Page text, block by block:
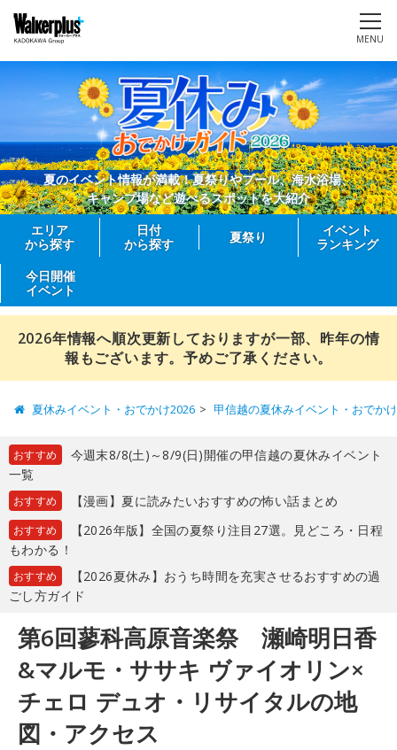
MENU
夏のイベント情報が満載！夏祭りやプール、海水浴場、
キャンプ場など遊べるスポットを大紹介
エリア
から探す
日付
から探す
夏祭り
イベント
ランキング
今日開催
イベント
2026年情報へ順次更新しておりますが一部、昨年の情
報もございます。予めご了承ください。
夏休みイベント・おでかけ2026 甲信越の夏休みイベント・おでか
おすすめ
今週末8/8(土)～8/9(日)開催の甲信越の夏休みイベント
一覧
おすすめ 【漫画】夏に読みたいおすすめの怖い話まとめ
おすすめ
【2026年版】全国の夏祭り注目27選。見どころ・日程
もわかる！
おすすめ
【2026夏休み】おうち時間を充実させるおすすめの過
ごし方ガイド
第6回蓼科高原音楽祭 瀬崎明日香
&マルモ・ササキ ヴァイオリン×
チェロ デュオ・リサイタルの地
図・アクセス